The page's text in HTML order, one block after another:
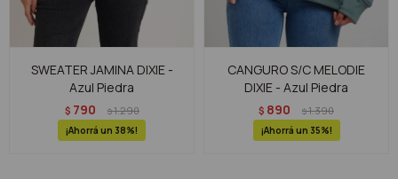
SWEATER JAMINA DIXIE -
Azul Piedra
$ 790 $1.290
38
CANGURO S/C MELODIE
DIXIE - Azul Piedra
$ 890 $1.390
35